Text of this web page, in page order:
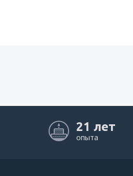
21 лет
опыта